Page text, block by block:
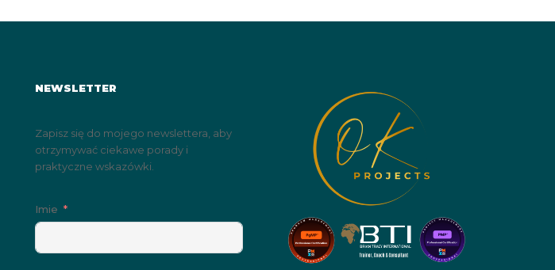
NEWSLETTER
Zapisz się do mojego newslettera, aby
otrzymywać ciekawe porady i
praktyczne wskazówki.
Imie